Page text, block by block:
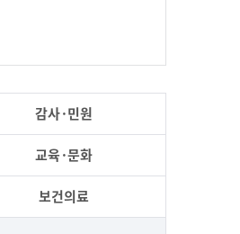
감사·민원
교육·문화
보건의료